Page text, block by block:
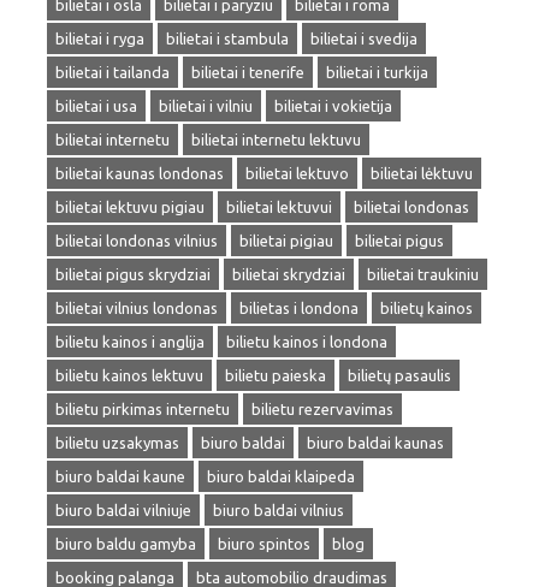
bilietai i osla
bilietai i paryziu
bilietai i roma
bilietai i ryga
bilietai i stambula
bilietai i svedija
bilietai i tailanda
bilietai i tenerife
bilietai i turkija
bilietai i usa
bilietai i vilniu
bilietai i vokietija
bilietai internetu
bilietai internetu lektuvu
bilietai kaunas londonas
bilietai lektuvo
bilietai lėktuvu
bilietai lektuvu pigiau
bilietai lektuvui
bilietai londonas
bilietai londonas vilnius
bilietai pigiau
bilietai pigus
bilietai pigus skrydziai
bilietai skrydziai
bilietai traukiniu
bilietai vilnius londonas
bilietas i londona
bilietų kainos
bilietu kainos i anglija
bilietu kainos i londona
bilietu kainos lektuvu
bilietu paieska
bilietų pasaulis
bilietu pirkimas internetu
bilietu rezervavimas
bilietu uzsakymas
biuro baldai
biuro baldai kaunas
biuro baldai kaune
biuro baldai klaipeda
biuro baldai vilniuje
biuro baldai vilnius
biuro baldu gamyba
biuro spintos
blog
booking palanga
bta automobilio draudimas